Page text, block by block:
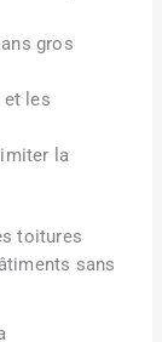
gros
les
la
toitures
sans